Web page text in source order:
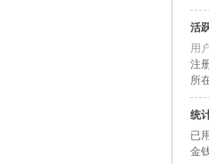
活
用
注
所
统
已
金